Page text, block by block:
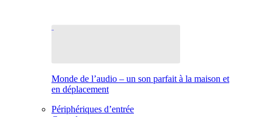
Monde de l’audio – un son parfait à la maison et
en déplacement
Périphériques d’entrée